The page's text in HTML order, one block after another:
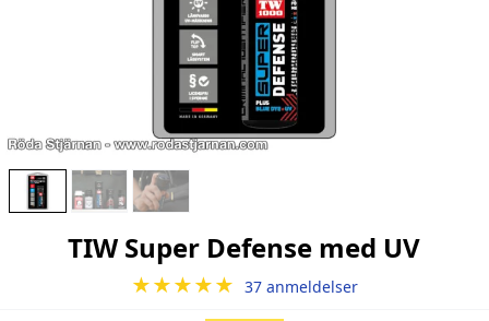
TIW Super Defense med UV
★★★★★ 37 anmeldelser